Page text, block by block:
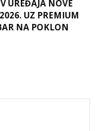
UREĐAJA NOVE
UZ PREMIUM
NA POKLON